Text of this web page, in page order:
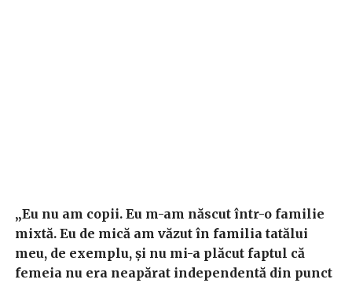
„Eu nu am copii. Eu m-am născut într-o familie
mixtă. Eu de mică am văzut în familia tatălui
meu, de exemplu, și nu mi-a plăcut faptul că
femeia nu era neapărat independentă din punct